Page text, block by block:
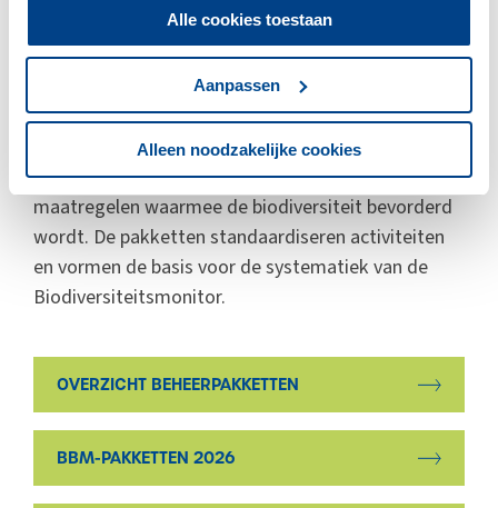
Alle cookies toestaan
Aanpassen
Alleen noodzakelijke cookies
eerste maaisnede.
KPI's en beheerpakketten
In 2019 zijn42 beheerpakketten ontwikkeldom de
Biodiversiteitsmonitor in de praktijk toepasbaar te
maken. Een beheerpakket is een pakket aan
maatregelen waarmee de biodiversiteit bevorderd
wordt. De pakketten standaardiseren activiteiten
en vormen de basis voor de systematiek van de
Biodiversiteitsmonitor.
OVERZICHT BEHEERPAKKETTEN
BBM-PAKKETTEN 2026